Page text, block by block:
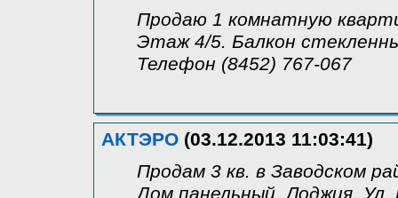
Продаю 1 комнатную
Этаж 4/5. Балкон
Телефон (8452) 767-067
АКТЭРО (03.12.2013 11:03:41)
Продам 3 кв. в Заводском